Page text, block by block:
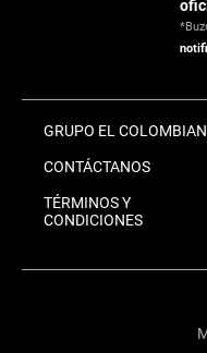
GRUPO EL
CONTÁCTANOS
TÉRMINOS Y
CONDICIONES